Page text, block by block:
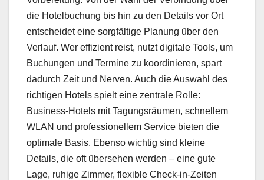
die Hotelbuchung bis hin zu den Details vor Ort
entscheidet eine sorgfältige Planung über den
Verlauf. Wer effizient reist, nutzt digitale Tools, um
Buchungen und Termine zu koordinieren, spart
dadurch Zeit und Nerven. Auch die Auswahl des
richtigen Hotels spielt eine zentrale Rolle:
Business-Hotels mit Tagungsräumen, schnellem
WLAN und professionellem Service bieten die
optimale Basis. Ebenso wichtig sind kleine
Details, die oft übersehen werden – eine gute
Lage, ruhige Zimmer, flexible Check-in-Zeiten